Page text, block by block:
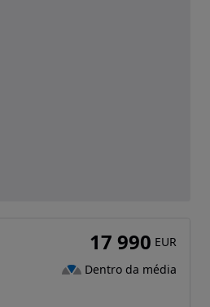
17 990 EUR
Dentro da média